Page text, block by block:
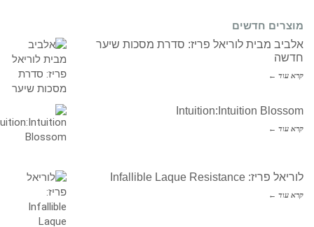
מוצרים חדשים
אלביב מבית לוריאל פריז: סדרת מסכות שיער
חדשה
קרא עוד ←
Intuition:Intuition Blossom
קרא עוד ←
לוריאל פריז: Infallible Laque Resistance
קרא עוד ←